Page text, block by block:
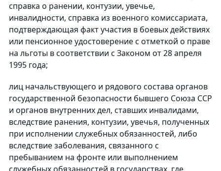
справка о ранении, контузии, увечье,
инвалидности, справка из военного комиссариата,
подтверждающая факт участия в боевых действиях
или пенсионное удостоверение с отметкой о праве
на льготы в соответствии с Законом от 28 апреля
1995 года;
лиц начальствующего и рядового состава органов
государственной безопасности бывшего Союза ССР
и органов внутренних дел, ставших инвалидами,
вследствие ранения, контузии, увечья, полученных
при исполнении служебных обязанностей, либо
вследствие заболевания, связанного с
пребыванием на фронте или выполнением